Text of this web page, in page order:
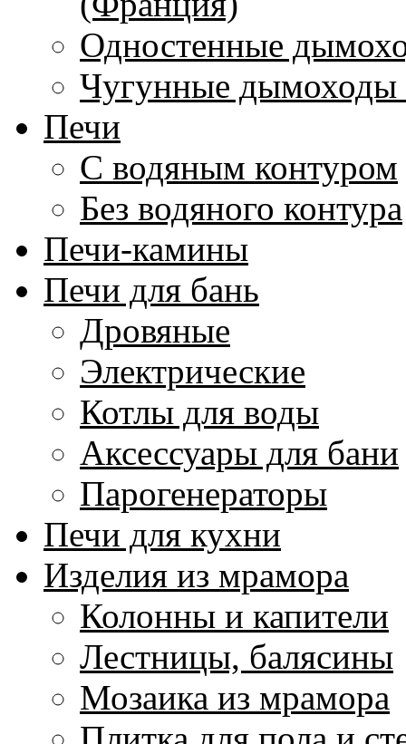
Одностенные
Чугунные
Печи
С водяным контуром
Без водяного контура
Печи-камины
Печи для бань
Дровяные
Электрические
Котлы для воды
Аксессуары для бани
Парогенераторы
Печи для кухни
Изделия из мрамора
Колонны и капители
Лестницы, балясины
Мозаика из мрамора